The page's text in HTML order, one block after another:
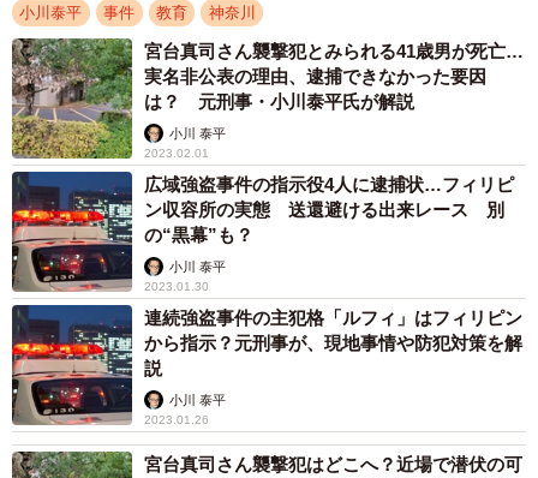
小川泰平 事件 教育 神奈川
宮台真司さん襲撃犯とみられる41歳男が死亡…
実名非公表の理由、逮捕できなかった要因
は？ 元刑事・小川泰平氏が解説
小川 泰平
2023.02.01
広域強盗事件の指示役4人に逮捕状…フィリピ
ン収容所の実態 送還避ける出来レース 別
の“黒幕”も？
小川 泰平
2023.01.30
連続強盗事件の主犯格「ルフィ」はフィリピン
から指示？元刑事が、現地事情や防犯対策を解
説
小川 泰平
2023.01.26
宮台真司さん襲撃犯はどこへ？近場で潜伏の可